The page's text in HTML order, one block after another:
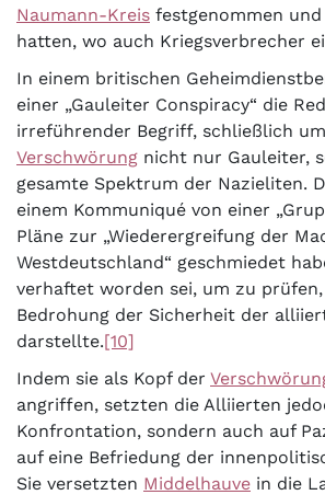
Naumann-Kreis festgenommen
hatten, wo auch Kriegsverbrecher
In einem britischen
einer „Gauleiter Conspiracy“ die
irreführender Begriff, schließlich
Verschwörung nicht nur Gauleiter,
gesamte Spektrum der Nazieliten.
einem Kommuniqué von einer
Pläne zur „Wiederergreifung der
Westdeutschland“ geschmiedet
verhaftet worden sei, um zu prüfen,
Bedrohung der Sicherheit der
darstellte.[10]
Indem sie als Kopf der
angriffen, setzten die Alliierten
Konfrontation, sondern auch auf
auf eine Befriedung der
Sie versetzten Middelhauve in die